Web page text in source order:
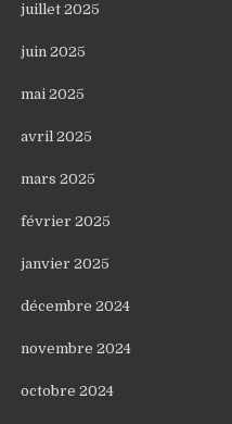
juillet 2025
juin 2025
mai 2025
avril 2025
mars 2025
février 2025
janvier 2025
décembre 2024
novembre 2024
octobre 2024